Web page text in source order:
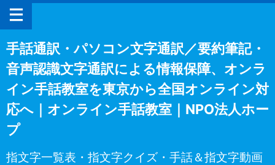
手話通訳・パソコン文字通訳／要約筆記・
音声認識文字通訳による情報保障、オンラ
イン手話教室を東京から全国オンライン対
応へ｜オンライン手話教室｜NPO法人ホー
プ
指文字一覧表・指文字クイズ・手話＆指文字動画